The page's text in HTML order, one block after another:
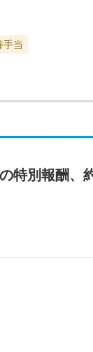
手当
特別報酬、